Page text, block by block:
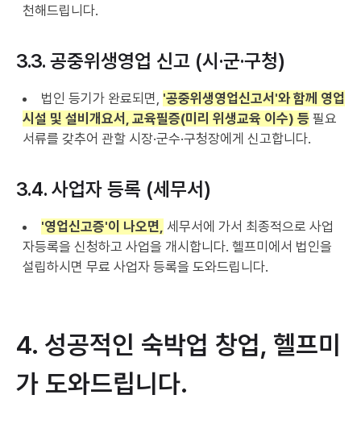
천해드립니다.
3.3. 공중위생영업 신고 (시·군·구청)
법인 등기가 완료되면, '공중위생영업신고서'와 함께 영업
시설 및 설비개요서, 교육필증(미리 위생교육 이수) 등 필요
서류를 갖추어 관할 시장·군수·구청장에게 신고합니다.
3.4. 사업자 등록 (세무서)
'영업신고증'이 나오면, 세무서에 가서 최종적으로 사업
자등록을 신청하고 사업을 개시합니다. 헬프미에서 법인을
설립하시면 무료 사업자 등록을 도와드립니다.
4. 성공적인 숙박업 창업, 헬프미
가 도와드립니다.